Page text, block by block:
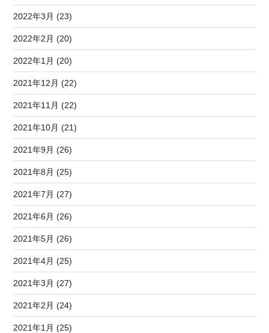
2022年3月 (23)
2022年2月 (20)
2022年1月 (20)
2021年12月 (22)
2021年11月 (22)
2021年10月 (21)
2021年9月 (26)
2021年8月 (25)
2021年7月 (27)
2021年6月 (26)
2021年5月 (26)
2021年4月 (25)
2021年3月 (27)
2021年2月 (24)
2021年1月 (25)